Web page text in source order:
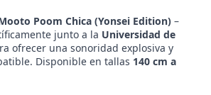
€.
Poom Chica (Yonsei Edition) –
junto a la Universidad de
ofrecer una sonoridad explosiva y
Disponible en tallas 140 cm a